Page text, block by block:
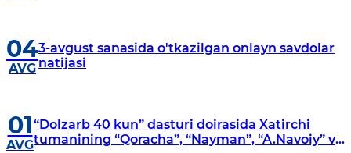
04
AVG
3-avgust sanasida o'tkazilgan onlayn savdolar
natijasi
01
AVG
“Dolzarb 40 kun” dasturi doirasida Xatirchi
tumanining “Qoracha”, “Nayman”, “A.Navoiy” va